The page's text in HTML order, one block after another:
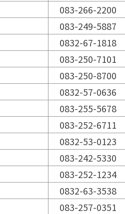
083-266-2200
083-249-5887
0832-67-1818
083-250-7101
083-250-8700
0832-57-0636
083-255-5678
083-252-6711
0832-53-0123
083-242-5330
083-252-1234
0832-63-3538
083-257-0351